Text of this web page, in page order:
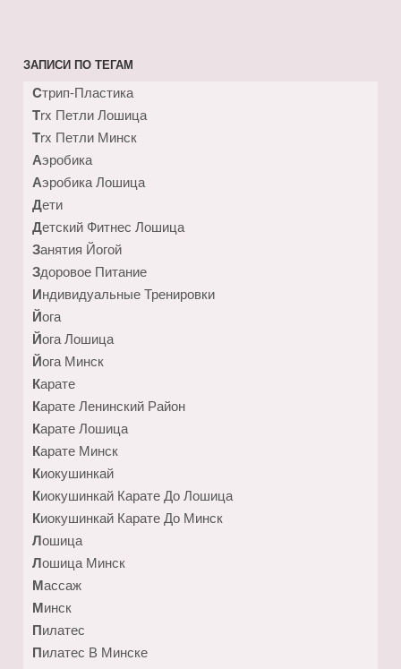
ЗАПИСИ ПО ТЕГАМ
Cтрип-Пластика
Trx Петли Лошица
Trx Петли Минск
Аэробика
Аэробика Лошица
Дети
Детский Фитнес Лошица
Занятия Йогой
Здоровое Питание
Индивидуальные Тренировки
Йога
Йога Лошица
Йога Минск
Карате
Карате Ленинский Район
Карате Лошица
Карате Минск
Киокушинкай
Киокушинкай Карате До Лошица
Киокушинкай Карате До Минск
Лошица
Лошица Минск
Массаж
Минск
Пилатес
Пилатес В Минске